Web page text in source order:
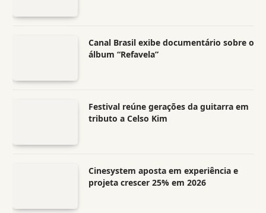
Canal Brasil exibe documentário sobre o
álbum “Refavela”
Festival reúne gerações da guitarra em
tributo a Celso Kim
Cinesystem aposta em experiência e
projeta crescer 25% em 2026